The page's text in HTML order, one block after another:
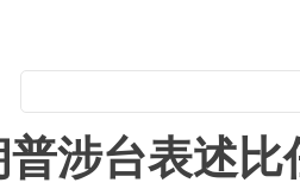
涉台表述比